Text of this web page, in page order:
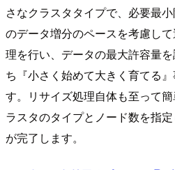
さなクラスタタイプで、必要最
のデータ増分のペースを考慮し
理を行い、データの最大許容量
ち『小さく始めて大きく育てる
す。リサイズ処理自体も至って
ラスタのタイプとノード数を指
が完了します。